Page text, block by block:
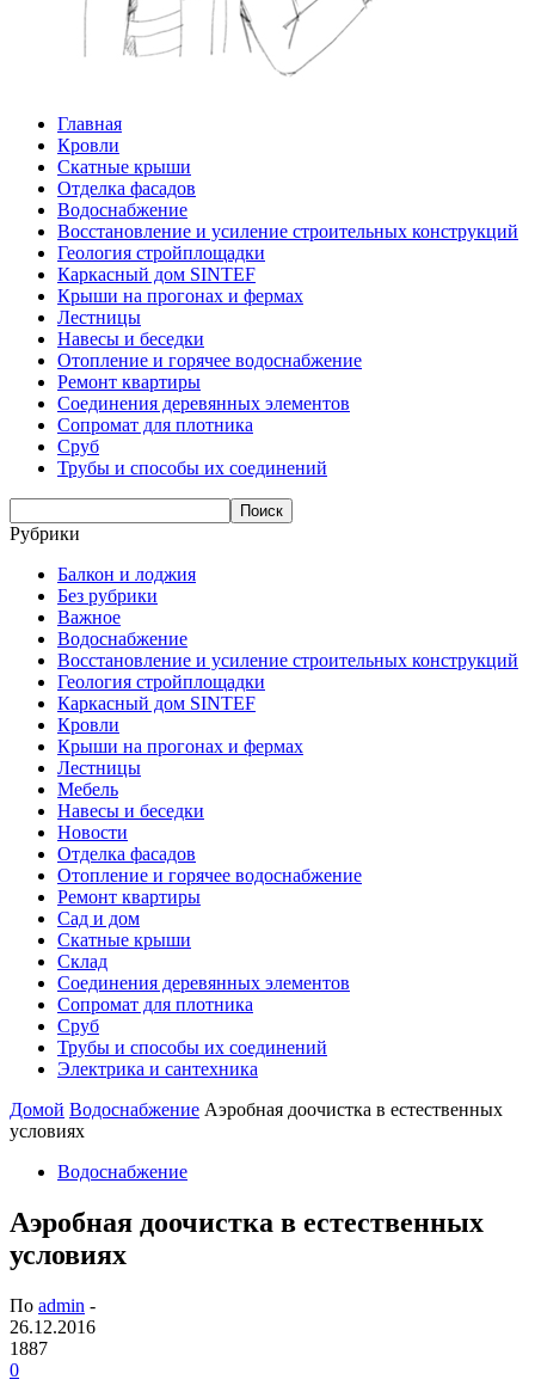
Главная
Кровли
Скатные крыши
Отделка фасадов
Водоснабжение
Восстановление и усиление строительных конструкций
Геология стройплощадки
Каркасный дом SINTEF
Крыши на прогонах и фермах
Лестницы
Навесы и беседки
Отопление и горячее водоснабжение
Ремонт квартиры
Соединения деревянных элементов
Сопромат для плотника
Сруб
Трубы и способы их соединений
Рубрики
Балкон и лоджия
Без рубрики
Важное
Водоснабжение
Восстановление и усиление строительных конструкций
Геология стройплощадки
Каркасный дом SINTEF
Кровли
Крыши на прогонах и фермах
Лестницы
Мебель
Навесы и беседки
Новости
Отделка фасадов
Отопление и горячее водоснабжение
Ремонт квартиры
Сад и дом
Скатные крыши
Склад
Соединения деревянных элементов
Сопромат для плотника
Сруб
Трубы и способы их соединений
Электрика и сантехника
Домой Водоснабжение Аэробная доочистка в естественных
условиях
Водоснабжение
Аэробная доочистка в естественных
условиях
По admin -
26.12.2016
1887
0